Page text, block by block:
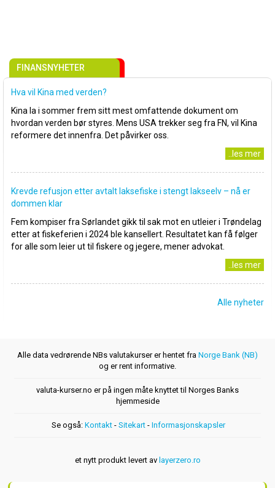
FINANSNYHETER
Hva vil Kina med verden?
Kina la i sommer frem sitt mest omfattende dokument om
hvordan verden bør styres. Mens USA trekker seg fra FN, vil Kina
reformere det innenfra. Det påvirker oss.
..les mer
Krevde refusjon etter avtalt laksefiske i stengt lakseelv – nå er
dommen klar
Fem kompiser fra Sørlandet gikk til sak mot en utleier i Trøndelag
etter at fiskeferien i 2024 ble kansellert. Resultatet kan få følger
for alle som leier ut til fiskere og jegere, mener advokat.
..les mer
Alle nyheter
Alle data vedrørende NBs valutakurser er hentet fra Norge Bank (NB)
og er rent informative.
valuta-kurser.no er på ingen måte knyttet til Norges Banks
hjemmeside
Se også: Kontakt - Sitekart - Informasjonskapsler
et nytt produkt levert av layerzero.ro